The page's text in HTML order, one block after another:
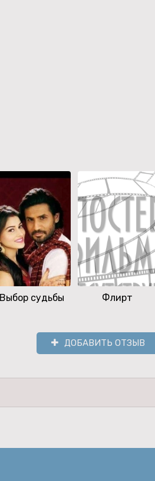
Выбор судьбы Флирт
ДОБАВИТЬ ОТЗЫВ